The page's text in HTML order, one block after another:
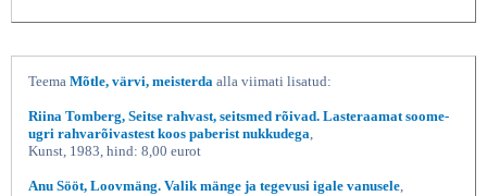
Teema Mõtle, värvi, meisterda alla viimati lisatud:
Riina Tomberg, Seitse rahvast, seitsmed rõivad. Lasteraamat soome-
ugri rahvarõivastest koos paberist nukkudega
Kunst, 1983, hind: 8,00 eurot
Anu Sööt, Loovmäng. Valik mänge ja tegevusi igale vanusele